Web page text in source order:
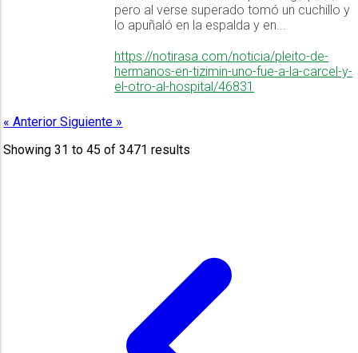
pero al verse superado tomó un cuchillo y
lo apuñaló en la espalda y en...
https://notirasa.com/noticia/pleito-de-
hermanos-en-tizimin-uno-fue-a-la-carcel-y-
el-otro-al-hospital/46831
« AnteriorSiguiente »
Showing31 to45 of3471 results